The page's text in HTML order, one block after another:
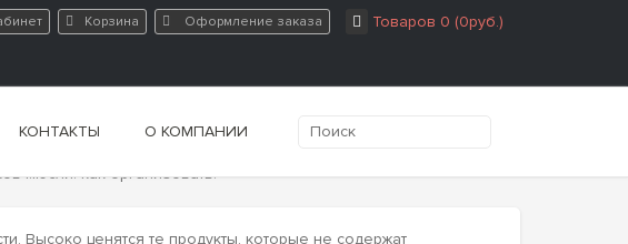
Товаров 0 (0руб.)
Корзина Оформление заказа
КОНТАКТЫ О КОМПАНИИ
мюсли: как организовать?
Высоко ценятся те продукты, которые не содержат